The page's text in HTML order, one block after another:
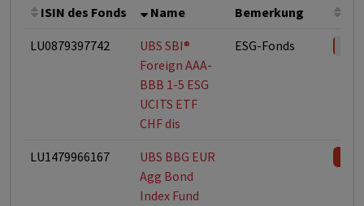
ISIN des Fonds Name Bemerkung
LU0879397742
UBS SBI®
Foreign AAA-
BBB 1-5 ESG
UCITS ETF
CHF dis
ESG-Fonds
LU1479966167
UBS BBG EUR
Agg Bond
Index Fund